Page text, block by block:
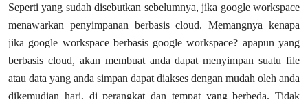
Seperti yang sudah disebutkan sebelumnya, jika google workspace
menawarkan penyimpanan berbasis cloud. Memangnya kenapa
jika google workspace berbasis google workspace? apapun yang
berbasis cloud, akan membuat anda dapat menyimpan suatu file
atau data yang anda simpan dapat diakses dengan mudah oleh anda
dikemudian hari, di perangkat dan tempat yang berbeda. Tidak